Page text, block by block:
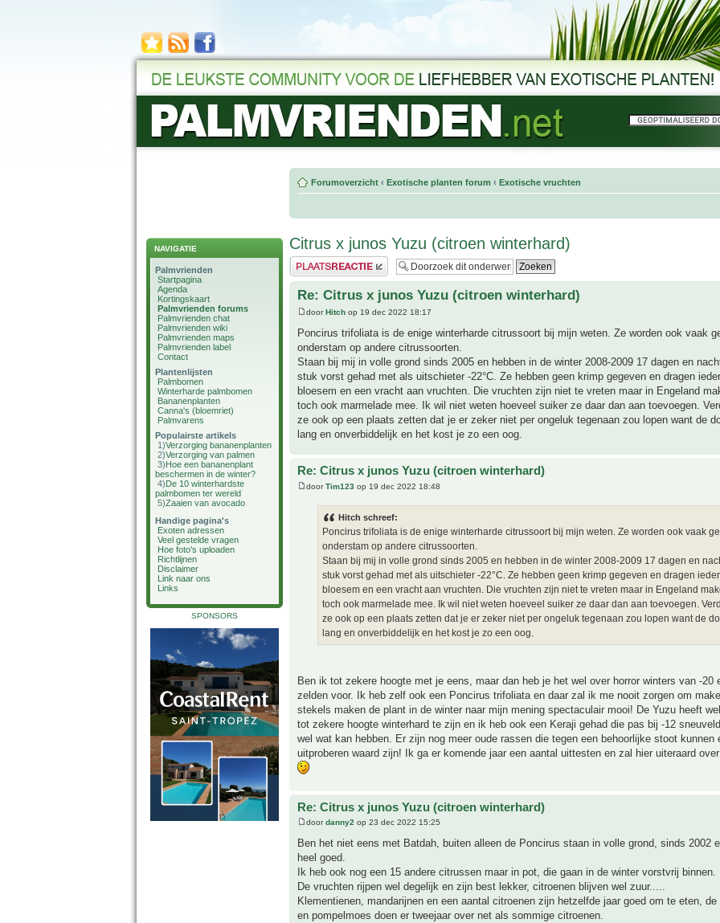
NAVIGATIE
Palmvrienden
Startpagina
Agenda
Kortingskaart
Palmvrienden forums
Palmvrienden chat
Palmvrienden wiki
Palmvrienden maps
Palmvrienden label
Contact
Plantenlijsten
Palmbomen
Winterharde palmbomen
Bananenplanten
Canna's (bloemriet)
Palmvarens
Populairste artikels
1)Verzorging bananenplanten
2)Verzorging van palmen
3)Hoe een bananenplant
beschermen in de winter?
4)De 10 winterhardste
palmbomen ter wereld
5)Zaaien van avocado
Handige pagina's
Exoten adressen
Veel gestelde vragen
Hoe foto's uploaden
Richtlijnen
Disclaimer
Link naar ons
Links
SPONSORS
Forumoverzicht ‹ Exotische planten forum ‹ Exotische vruchten
Citrus x junos Yuzu (citroen winterhard)
Plaats een reactie
Re: Citrus x junos Yuzu (citroen winterhard)
doorHitch op 19 dec 2022 18:17
Poncirus trifoliata is de enige winterharde citrussoort bij mijn weten. Ze worden ook vaak
onderstam op andere citrussoorten.
Staan bij mij in volle grond sinds 2005 en hebben in de winter 2008-2009 17 dagen en
stuk vorst gehad met als uitschieter -22°C. Ze hebben geen krimp gegeven en dragen
bloesem en een vracht aan vruchten. Die vruchten zijn niet te vreten maar in Engeland
toch ook marmelade mee. Ik wil niet weten hoeveel suiker ze daar dan aan toevoegen.
ze ook op een plaats zetten dat je er zeker niet per ongeluk tegenaan zou lopen want de
lang en onverbiddelijk en het kost je zo een oog.
Re: Citrus x junos Yuzu (citroen winterhard)
doorTim123 op 19 dec 2022 18:48
Hitch schreef:
Poncirus trifoliata is de enige winterharde citrussoort bij mijn weten. Ze worden ook vaak
onderstam op andere citrussoorten.
Staan bij mij in volle grond sinds 2005 en hebben in de winter 2008-2009 17 dagen en
stuk vorst gehad met als uitschieter -22°C. Ze hebben geen krimp gegeven en dragen
bloesem en een vracht aan vruchten. Die vruchten zijn niet te vreten maar in Engeland
toch ook marmelade mee. Ik wil niet weten hoeveel suiker ze daar dan aan toevoegen.
ze ook op een plaats zetten dat je er zeker niet per ongeluk tegenaan zou lopen want de
lang en onverbiddelijk en het kost je zo een oog.
Ben ik tot zekere hoogte met je eens, maar dan heb je het wel over horror winters van -20
zelden voor. Ik heb zelf ook een Poncirus trifoliata en daar zal ik me nooit zorgen om
stekels maken de plant in de winter naar mijn mening spectaculair mooi! De Yuzu heeft
tot zekere hoogte winterhard te zijn en ik heb ook een Keraji gehad die pas bij -12
wel wat kan hebben. Er zijn nog meer oude rassen die tegen een behoorlijke stoot kunnen
uitproberen waard zijn! Ik ga er komende jaar een aantal uittesten en zal hier uiteraard
Re: Citrus x junos Yuzu (citroen winterhard)
doordanny2 op 23 dec 2022 15:25
Ben het niet eens met Batdah, buiten alleen de Poncirus staan in volle grond, sinds 2002
heel goed.
Ik heb ook nog een 15 andere citrussen maar in pot, die gaan in de winter vorstvrij binnen.
De vruchten rijpen wel degelijk en zijn best lekker, citroenen blijven wel zuur.....
Klementienen, mandarijnen en een aantal citroenen zijn hetzelfde jaar goed om te eten, de
en pompelmoes doen er tweejaar over net als sommige citroenen.